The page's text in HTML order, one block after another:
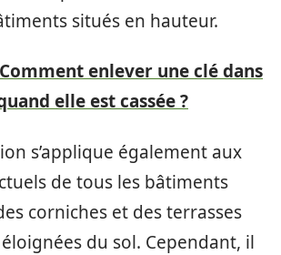
situés en hauteur.
Comment enlever une clé dans
elle est cassée ?
s’applique également aux
de tous les bâtiments
corniches et des terrasses
du sol. Cependant, il